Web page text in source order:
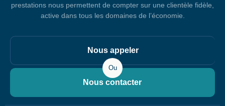
prestations nous permettent de compter sur une clientèle fidèle,
active dans tous les domaines de l’économie.
Nous appeler
Ou
Nous contacter